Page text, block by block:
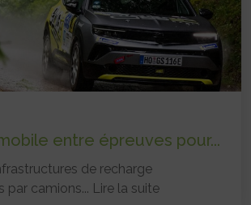
entre épreuves pour...
de recharge
par camions... Lire la suite